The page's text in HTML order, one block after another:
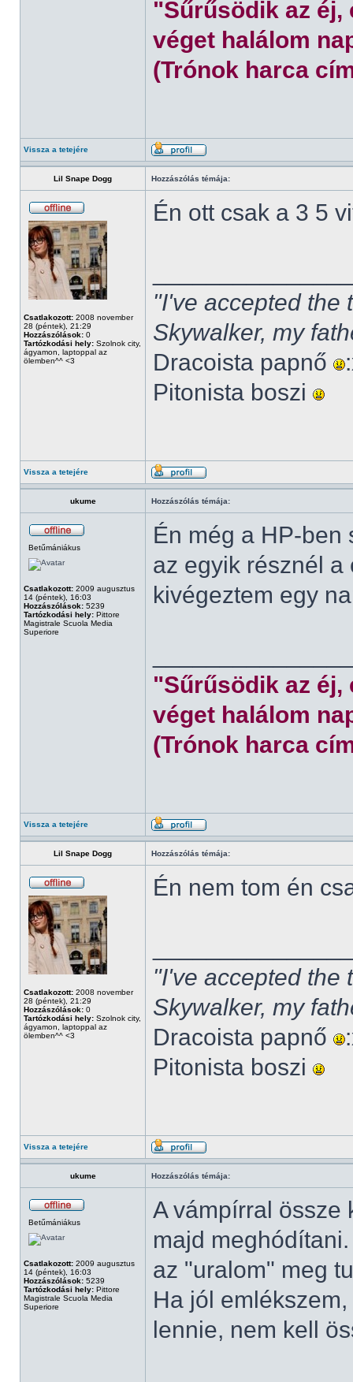
"Sűrűsödik az éj,
véget halálom
(Trónok harca
Vissza a tetejére
Lil Snape Dogg Hozzászólás témája:
Csatlakozott: 2008 november
28 (péntek), 21:29
Hozzászólások: 0
Tartózkodási hely: Szolnok city,
ágyamon, laptoppal az
ölemben^^ <3
Én ott csak a 3 5
"I've accepted the
Skywalker, my
Dracoista papnő
Pitonista boszi
Vissza a tetejére
ukume Hozzászólás témája:
Betűmániákus
Csatlakozott: 2009 augusztus
14 (péntek), 16:03
Hozzászólások: 5239
Tartózkodási hely: Pittore
Magistrale Scuola Media
Superiore
Én még a HP-ben
az egyik résznél
kivégeztem egy
"Sűrűsödik az éj,
véget halálom
(Trónok harca
Vissza a tetejére
Lil Snape Dogg Hozzászólás témája:
Csatlakozott: 2008 november
28 (péntek), 21:29
Hozzászólások: 0
Tartózkodási hely: Szolnok city,
ágyamon, laptoppal az
ölemben^^ <3
Én nem tom én
"I've accepted the
Skywalker, my
Dracoista papnő
Pitonista boszi
Vissza a tetejére
ukume Hozzászólás témája:
Betűmániákus
Csatlakozott: 2009 augusztus
14 (péntek), 16:03
Hozzászólások: 5239
Tartózkodási hely: Pittore
Magistrale Scuola Media
Superiore
A vámpírral össze
majd
az "uralom" meg
Ha jól
lennie, nem kell